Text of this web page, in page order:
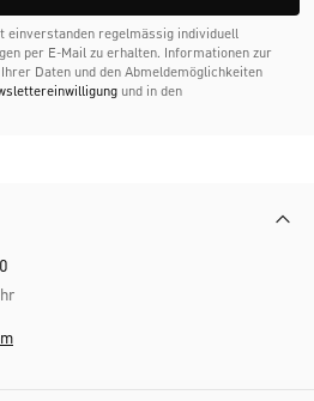
einverstanden regelmässig individuell
per E-Mail zu erhalten. Informationen zur
Daten und den Abmelde­möglichkeiten
und in den